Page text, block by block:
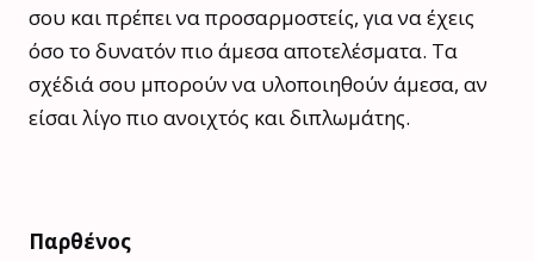
σου και πρέπει να προσαρμοστείς, για να έχεις
όσο το δυνατόν πιο άμεσα αποτελέσματα. Τα
σχέδιά σου μπορούν να υλοποιηθούν άμεσα, αν
είσαι λίγο πιο ανοιχτός και διπλωμάτης.
Παρθένος